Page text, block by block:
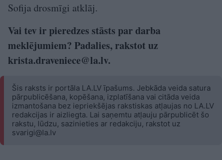
Sofija drosmīgi atklāj.
Vai tev ir pieredzes stāsts par darba
meklējumiem? Padalies, rakstot uz
krista.draveniece@la.lv.
Šis raksts ir portāla LA.LV īpašums. Jebkāda veida satura
pārpublicēšana, kopēšana, izplatīšana vai citāda veida
izmantošana bez iepriekšējas rakstiskas atļaujas no LA.LV
redakcijas ir aizliegta. Lai saņemtu atļauju pārpublicēt šo
rakstu, lūdzu, sazinieties ar redakciju, rakstot uz
svarigi@la.lv